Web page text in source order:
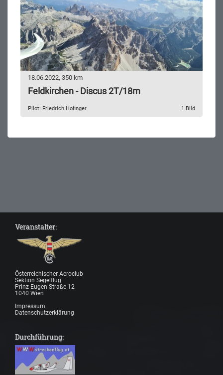
18.06.2022, 350 km
Feldkirchen - Discus 2T/18m
Pilot: Friedrich Hofinger 1 Bild
Veranstalter:
Österreichischer Aeroclub
Sektion Segelflug
Prinz Eugen-Straße 12
1040 Wien
Impressum
Datenschutzerklärung
Durchführung: